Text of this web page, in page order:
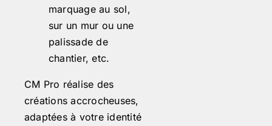
marquage au sol,
sur un mur ou une
palissade de
chantier, etc.
CM Pro réalise des
créations accrocheuses,
adaptées à votre identité